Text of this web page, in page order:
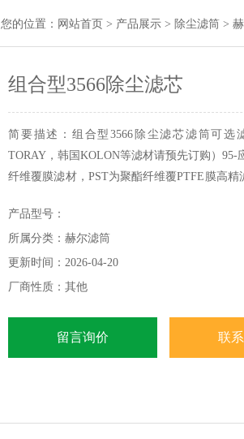
您的位置： 网站首页 > 产品展示 > 除尘滤筒 >
组合型3566除尘滤芯
简要描述：组合型3566除尘滤芯滤筒可选
TORAY，韩国KOLON等滤材请预先订购）95-
纤维覆膜滤材，PST为聚酯纤维覆PTFE膜高精
选安装方式：备注：滤筒的安装方向应尽量与
骨架的防锈方式可选（电镀锌，不锈钢，静电喷
产品型号：
所属分类：赫尔滤筒
更新时间：2026-04-20
厂商性质：其他
留言询价 联